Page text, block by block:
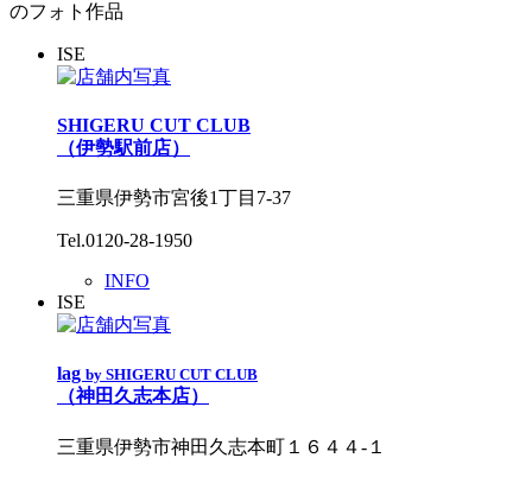
ISE
SHIGERU CUT CLUB
（伊勢駅前店）
三重県伊勢市宮後1丁目7-37
Tel.0120-28-1950
INFO
ISE
lag by SHIGERU CUT CLUB
（神田久志本店）
三重県伊勢市神田久志本町１６４４‐１